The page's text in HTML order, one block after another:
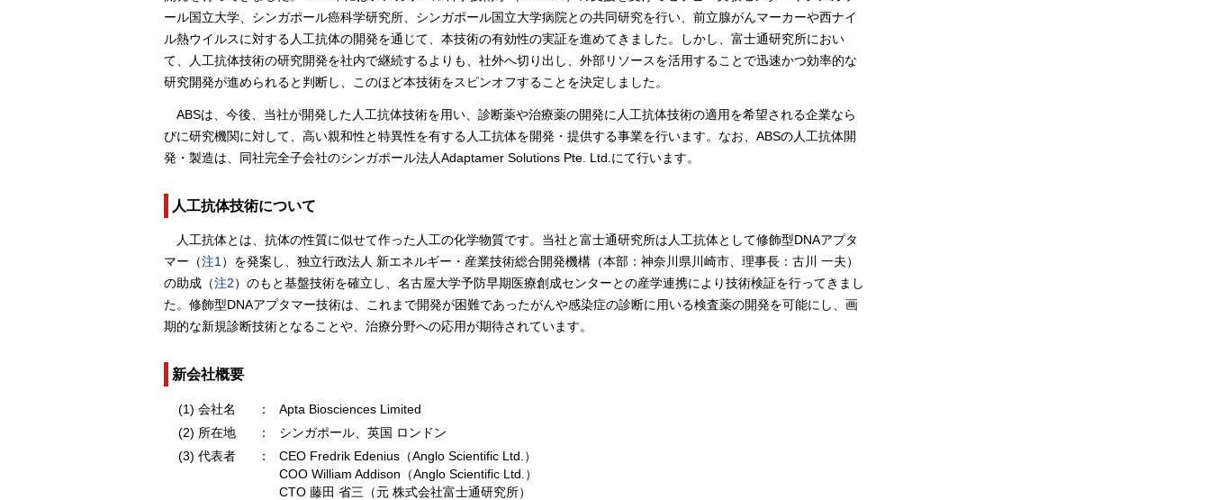
ール国立大学、シンガポール癌科学研究所、シンガポール国立大学病院との共同研究を行い、前立腺がんマーカーや西ナイ
ル熱ウイルスに対する人工抗体の開発を通じて、本技術の有効性の実証を進めてきました。しかし、富士通研究所におい
て、人工抗体技術の研究開発を社内で継続するよりも、社外へ切り出し、外部リソースを活用することで迅速かつ効率的な
研究開発が進められると判断し、このほど本技術をスピンオフすることを決定しました。
ABSは、今後、当社が開発した人工抗体技術を用い、診断薬や治療薬の開発に人工抗体技術の適用を希望される企業なら
びに研究機関に対して、高い親和性と特異性を有する人工抗体を開発・提供する事業を行います。なお、ABSの人工抗体開
発・製造は、同社完全子会社のシンガポール法人Adaptamer Solutions Pte. Ltd.にて行います。
人工抗体技術について
人工抗体とは、抗体の性質に似せて作った人工の化学物質です。当社と富士通研究所は人工抗体として修飾型DNAアプタ
マー（注1 ）を発案し、独立行政法人 新エネルギー・産業技術総合開発機構（本部：神奈川県川崎市、理事長：古川 一夫）
の助成（注2）のもと基盤技術を確立し、名古屋大学予防早期医療創成センターとの産学連携により技術検証を行ってきまし
た。修飾型DNAアプタマー技術は、これまで開発が困難であったがんや感染症の診断に用いる検査薬の開発を可能にし、画
期的な新規診断技術となることや、治療分野への応用が期待されています。
新会社概要
(1) 会社名 ：
Apta Biosciences Limited
(2) 所在地
：
シンガポール、英国 ロンドン
(3) 代表者
：
CEO Fredrik Edenius（Anglo Scientific Ltd.）
COO William Addison（Anglo Scientific Ltd.）
CTO 藤田 省三（元 株式会社富士通研究所）